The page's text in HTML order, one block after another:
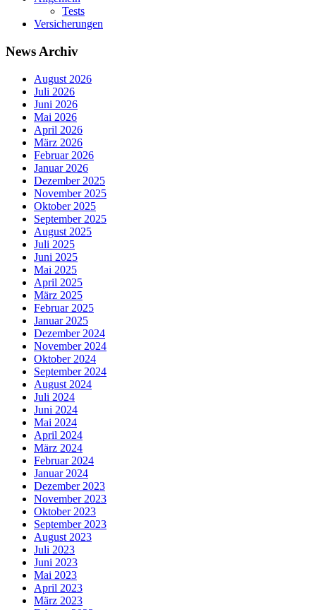
Tests
Versicherungen
News Archiv
August 2026
Juli 2026
Juni 2026
Mai 2026
April 2026
März 2026
Februar 2026
Januar 2026
Dezember 2025
November 2025
Oktober 2025
September 2025
August 2025
Juli 2025
Juni 2025
Mai 2025
April 2025
März 2025
Februar 2025
Januar 2025
Dezember 2024
November 2024
Oktober 2024
September 2024
August 2024
Juli 2024
Juni 2024
Mai 2024
April 2024
März 2024
Februar 2024
Januar 2024
Dezember 2023
November 2023
Oktober 2023
September 2023
August 2023
Juli 2023
Juni 2023
Mai 2023
April 2023
März 2023